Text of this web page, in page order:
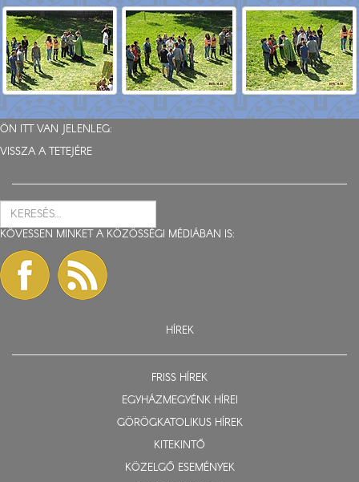
ÖN ITT VAN JELENLEG:
VISSZA A TETEJÉRE
KÖVESSEN MINKET A KÖZÖSSÉGI MÉDIÁBAN IS:
HÍREK
FRISS HÍREK
EGYHÁZMEGYÉNK HÍREI
GÖRÖGKATOLIKUS HÍREK
KITEKINTŐ
KÖZELGŐ ESEMÉNYEK